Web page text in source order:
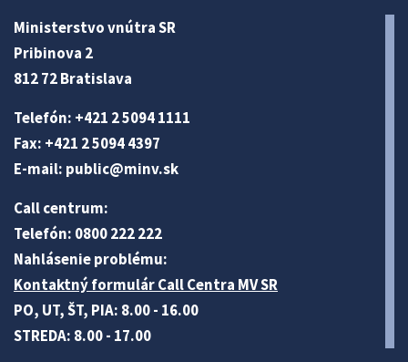
Ministerstvo vnútra SR
Pribinova 2
812 72 Bratislava
Telefón: +421 2 5094 1111
Fax: +421 2 5094 4397
E-mail: public@minv.sk
Call centrum:
Telefón: 0800 222 222
Nahlásenie problému:
Kontaktný formulár Call Centra MV SR
PO, UT, ŠT, PIA: 8.00 - 16.00
STREDA: 8.00 - 17.00